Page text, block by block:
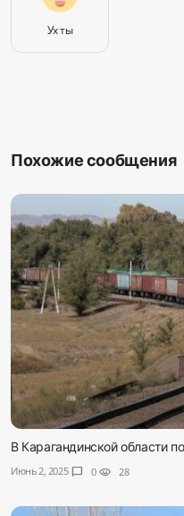
Ух ты
Похожие сообщения
В Карагандинской области
Июнь 2, 2025 chat_bubble 0 visibility 28